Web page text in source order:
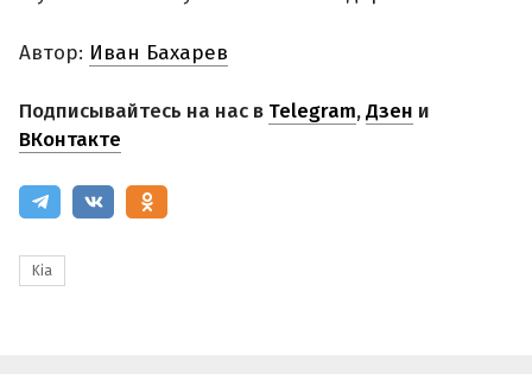
Автор: Иван Бахарев
Подписывайтесь на нас в Telegram,Дзен и
ВКонтакте
Kia